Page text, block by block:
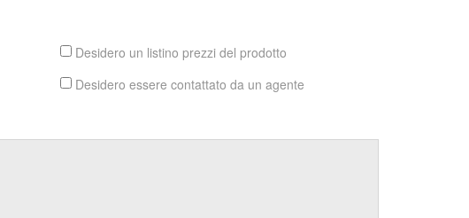
Desidero un listino prezzi del prodotto
Desidero essere contattato da un agente